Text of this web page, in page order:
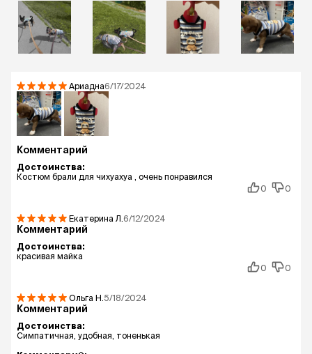
Ариадна6/17/2024
Комментарий
Достоинства:
Костюм брали для чихуахуа , очень понравился
0
0
Екатерина Л. 6/12/2024
Комментарий
Достоинства:
красивая майка
0
0
Ольга Н. 5/18/2024
Комментарий
Достоинства:
Симпатичная, удобная, тоненькая